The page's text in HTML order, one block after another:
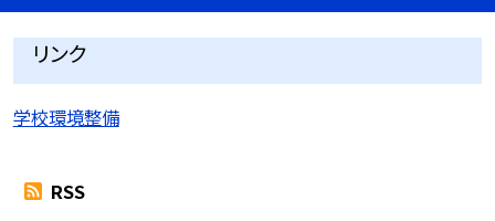
リンク
学校環境整備
RSS